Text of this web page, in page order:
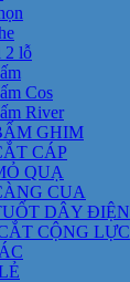
2 lỗ
Cos
River
GHIM
CÁP
QUẠ
CUA
DÂY ĐIỆN
CỘNG LỰC